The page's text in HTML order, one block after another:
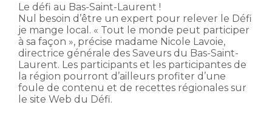
Le défi au Bas-Saint-Laurent !
Nul besoin d’être un expert pour relever le Défi
je mange local. « Tout le monde peut participer
à sa façon », précise madame Nicole Lavoie,
directrice générale des Saveurs du Bas-Saint-
Laurent. Les participants et les participantes de
la région pourront d’ailleurs profiter d’une
foule de contenu et de recettes régionales sur
le site Web du Défi.